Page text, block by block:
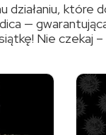
działaniu, które
—
Nie czekaj